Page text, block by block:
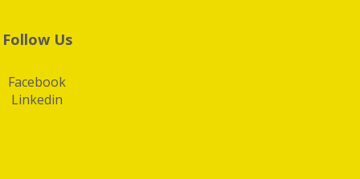
Follow Us
Facebook
Linkedin